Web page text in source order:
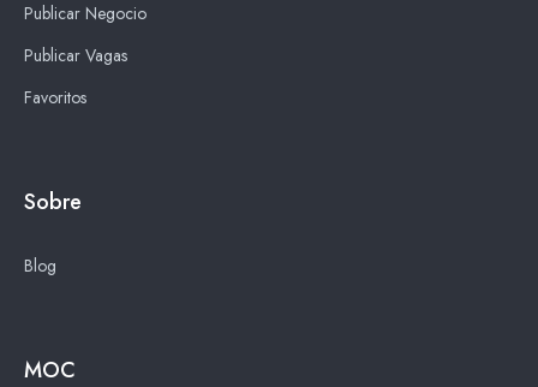
Publicar Negocio
Publicar Vagas
Favoritos
Sobre
Blog
MOC